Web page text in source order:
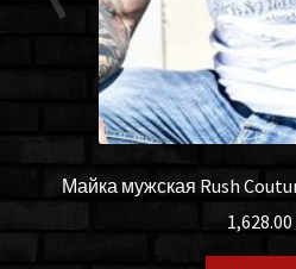
Майка мужская Rush
1,628.00